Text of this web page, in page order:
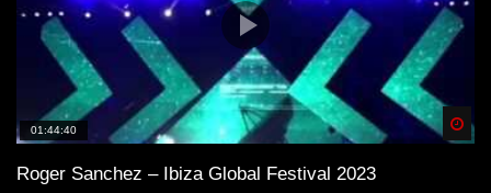
01:44:40
Roger Sanchez – Ibiza Global Festival 2023